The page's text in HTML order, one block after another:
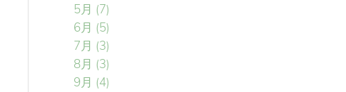
5月 (7)
6月 (5)
7月 (3)
8月 (3)
9月 (4)